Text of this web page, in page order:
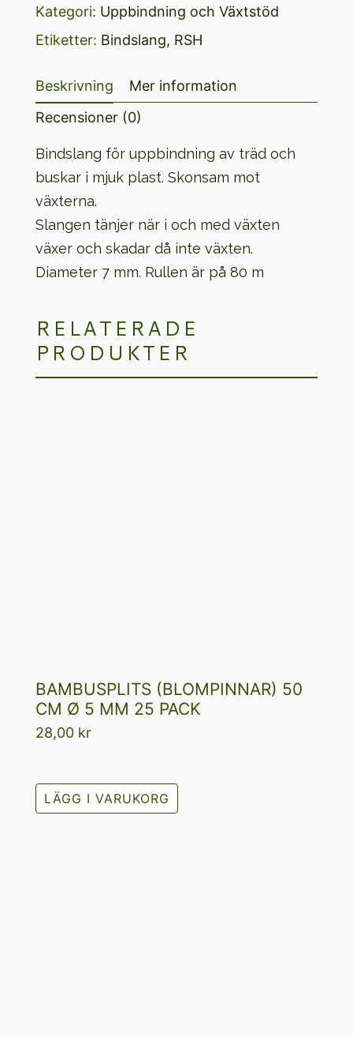
Kategori: Uppbindning och Växtstöd
Etiketter: Bindslang, RSH
Beskrivning
Mer information
Recensioner (0)
Bindslang för uppbindning av träd och
buskar i mjuk plast. Skonsam mot
växterna.
Slangen tänjer när i och med växten
växer och skadar då inte växten.
Diameter 7 mm. Rullen är på 80 m
RELATERADE
PRODUKTER
BAMBUSPLITS (BLOMPINNAR) 50
CM Ø 5 MM 25 PACK
28,00 kr
LÄGG I VARUKORG